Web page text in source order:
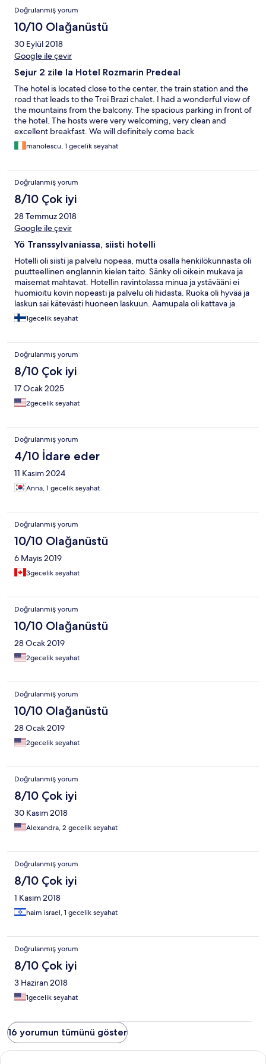
Doğrulanmış yorum
10/10 Olağanüstü
30 Eylül 2018
Google ile çevir
Sejur 2 zile la Hotel Rozmarin Predeal
The hotel is located close to the center, the train station and the
road that leads to the Trei Brazi chalet. I had a wonderful view of
the mountains from the balcony. The spacious parking in front of
the hotel. The hosts were very welcoming, very clean and
excellent breakfast. We will definitely come back
manolescu, 1 gecelik seyahat
Doğrulanmış yorum
8/10 Çok iyi
28 Temmuz 2018
Google ile çevir
Yö Transsylvaniassa, siisti hotelli
Hotelli oli siisti ja palvelu nopeaa, mutta osalla henkilökunnasta oli
puutteellinen englannin kielen taito. Sänky oli oikein mukava ja
maisemat mahtavat. Hotellin ravintolassa minua ja ystävääni ei
huomioitu kovin nopeasti ja palvelu oli hidasta. Ruoka oli hyvää ja
laskun sai kätevästi huoneen laskuun. Aamupala oli kattava ja
maukas.1gecelik seyahat
Doğrulanmış yorum
8/10 Çok iyi
17 Ocak 2025
2gecelik seyahat
Doğrulanmış yorum
4/10 İdare eder
11 Kasım 2024
Anna, 1 gecelik seyahat
Doğrulanmış yorum
10/10 Olağanüstü
6 Mayıs 2019
3gecelik seyahat
Doğrulanmış yorum
10/10 Olağanüstü
28 Ocak 2019
2gecelik seyahat
Doğrulanmış yorum
10/10 Olağanüstü
28 Ocak 2019
2gecelik seyahat
Doğrulanmış yorum
8/10 Çok iyi
30 Kasım 2018
Alexandra, 2 gecelik seyahat
Doğrulanmış yorum
8/10 Çok iyi
1 Kasım 2018
haim israel, 1 gecelik seyahat
Doğrulanmış yorum
8/10 Çok iyi
3 Haziran 2018
1gecelik seyahat
16 yorumun tümünü göster